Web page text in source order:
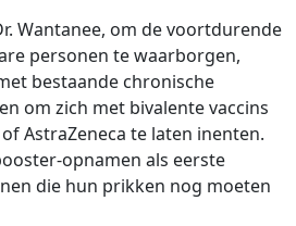
Wantanee, om de voortdurende
personen te waarborgen,
bestaande chronische
om zich met bivalente vaccins
AstraZeneca te laten inenten.
opnamen als eerste
die hun prikken nog moeten